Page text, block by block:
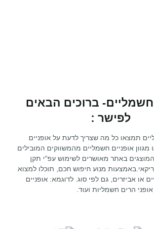
חשמליים- ברוכים הבאים
לפישר :
תמצאו כל מה שצריך לדעת על אופניים
אופניים חשמליים מהמשווקים המובילים
באתר מאושרים לשימוש עפ"י תקן
מנוע חיפוש חכם, תוכלו למצוא
או אביזרים, גם לפי סוג. לדוגמא: אופניים
הרים חשמליות ועוד.